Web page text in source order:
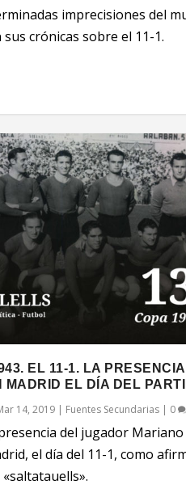
imprecisiones del
crónicas sobre el 11-1.
EL 11-1. LA
MADRID EL DÍA DEL
14, 2019| Fuentes Secundarias| 0
del jugador Mariano
el día del 11-1, como